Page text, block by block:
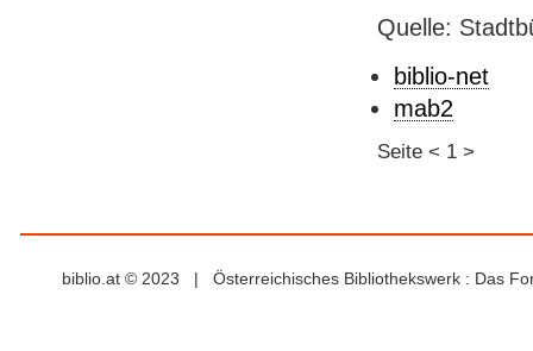
Quelle:
biblio-net
mab2
Seite < 1 >
biblio.at © 2023 | Österreichisches Bibliothekswerk : Das